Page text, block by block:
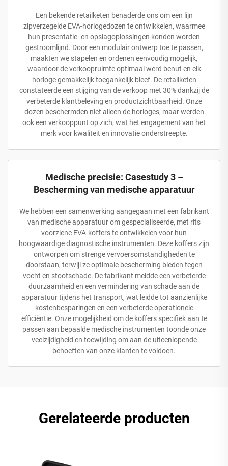
Een bekende retailketen benaderde ons om een lijn
zipverzegelde EVA-horlogedozen te ontwikkelen, waarmee
hun presentatie- en opslagoplossingen konden worden
gestroomlijnd. Door een modulair ontwerp toe te passen,
maakten we stapelen en ordenen eenvoudig mogelijk,
waardoor de verkoopruimte optimaal werd benut en elk
horloge gemakkelijk toegankelijk bleef. De retailketen
constateerde een stijging van de verkoop met 30% dankzij de
verbeterde klantbeleving en productzichtbaarheid. Onze
dozen beschermden niet alleen de horloges, maar werden
ook een verkooppunt op zich, wat het engagement van het
merk voor kwaliteit en innovatie onderstreepte.
Medische precisie: Casestudy 3 –
Bescherming van medische apparatuur
We hebben een samenwerking aangegaan met een fabrikant
van medische apparatuur om gespecialiseerde, met rits
voorziene EVA-koffers te ontwikkelen voor hun
hoogwaardige diagnostische instrumenten. Deze koffers zijn
ontworpen om strenge vervoersomstandigheden te
doorstaan, terwijl ze optimale bescherming bieden tegen
vocht en stootschade. De fabrikant meldde een verbeterde
duurzaamheid en een vermindering van schade aan de
apparatuur tijdens het transport, wat leidde tot aanzienlijke
kostenbesparingen en een verbeterde operationele
efficiëntie. Onze mogelijkheid om de koffers specifiek aan te
passen aan bepaalde medische instrumenten toonde onze
veelzijdigheid en toewijding om aan de uiteenlopende
behoeften van onze klanten te voldoen.
Gerelateerde producten